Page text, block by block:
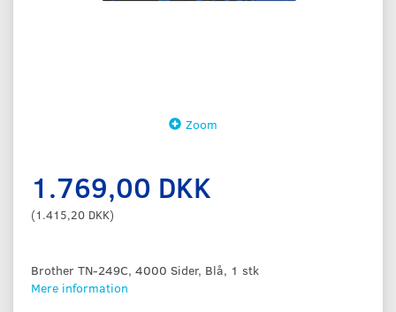
Zoom
1.769,00 DKK
(1.415,20 DKK)
Brother TN-249C, 4000 Sider, Blå, 1 stk
Mere information